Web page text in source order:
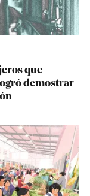
que
demostrar